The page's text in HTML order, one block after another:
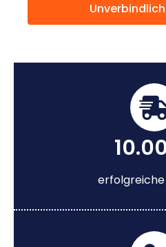
erfolgreiche